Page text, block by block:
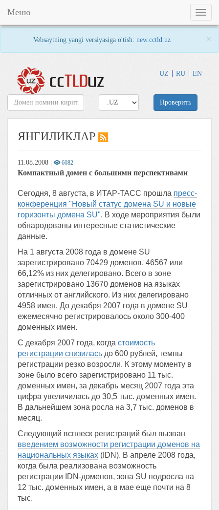
Vebsaytning yangi versiyasiga o'tish: new.cctld.uz ×
UZ RU EN
Toggle
Меню
Проверить
ЯНГИЛИКЛАР
11.08.2008 6082
Компактный домен с большими перспективами
Сегодня, 8 августа, в ИТАР-ТАСС прошла пресс-
конференция "Новый статус домена SU и новые
горизонты домена SU". В ходе мероприятия были
обнародованы интересные статистические
данные.
На 1 августа 2008 года в домене SU
зарегистрировано 70429 доменов, 46567 или
66,12% из них делегировано. Всего в зоне
зарегистрировано 13670 доменов на языках
отличных от английского. Из них делегировано
4958 имен. До декабря 2007 года в домене SU
ежемесячно регистрировалось около 300-400
доменных имен.
С декабря 2007 года, когда стоимость
регистрации снизилась до 600 рублей, темпы
регистрации резко возросли. К этому моменту в
зоне было всего зарегистрировано 11 тыс.
доменных имен, за декабрь месяц 2007 года эта
цифра увеличилась до 30,5 тыс. доменных имен.
В дальнейшем зона росла на 3,7 тыс. доменов в
месяц.
Следующий всплеск регистраций был вызван
введением возможности регистрации доменов на
национальных языках (IDN). В апреле 2008 года,
когда была реализована возможность
регистрации IDN-доменов, зона SU подросла на
12 тыс. доменных имен, а в мае еще почти на 8
тыс.